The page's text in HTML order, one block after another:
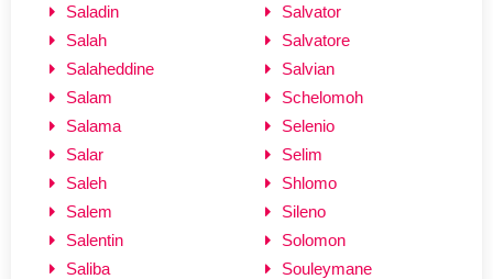
Saladin
Salah
Salaheddine
Salam
Salama
Salar
Saleh
Salem
Salentin
Saliba
Salvator
Salvatore
Salvian
Schelomoh
Selenio
Selim
Shlomo
Sileno
Solomon
Souleymane